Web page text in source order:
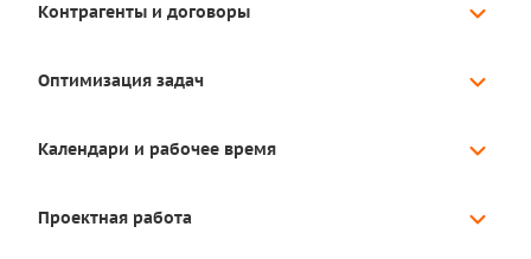
Контрагенты и договоры
Оптимизация задач
Календари и рабочее время
Проектная работа